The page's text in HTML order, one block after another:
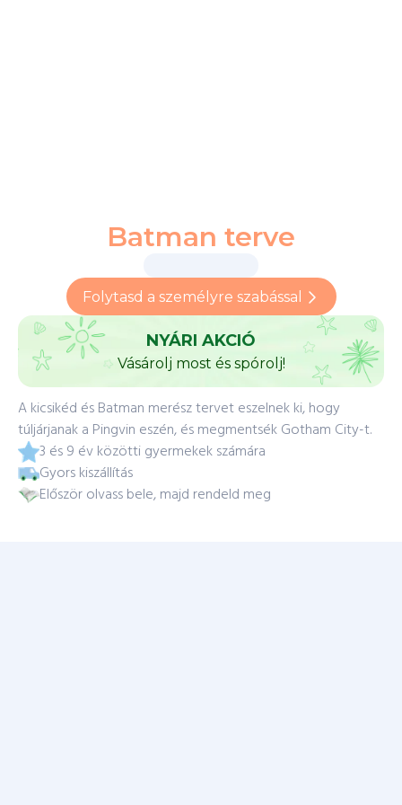
Batman terve
Folytasd a személyre szabással
NYÁRI AKCIÓ
Vásárolj most és spórolj!
A kicsikéd és Batman merész tervet eszelnek ki, hogy
túljárjanak a Pingvin eszén, és megmentsék Gotham City-t.
3 és 9 év közötti gyermekek számára
Gyors kiszállítás
Először olvass bele, majd rendeld meg